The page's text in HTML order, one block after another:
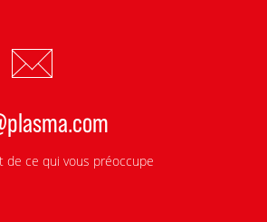
de ce qui vous préoccupe